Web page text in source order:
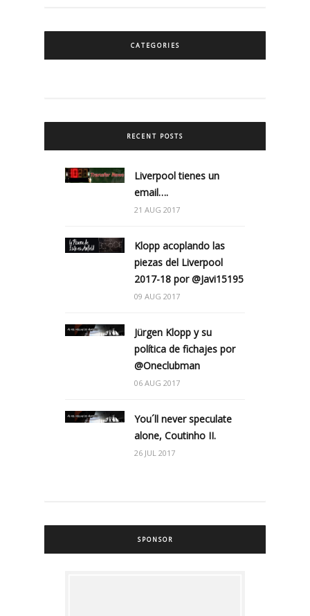
CATEGORIES
RECENT POSTS
Liverpool tienes un
email….
21 AUG 2017
Klopp acoplando las
piezas del Liverpool
2017-18 por @Javi15195
09 AUG 2017
Jürgen Klopp y su
política de fichajes por
@Oneclubman
06 AUG 2017
You´ll never speculate
alone, Coutinho II.
26 JUL 2017
SPONSOR